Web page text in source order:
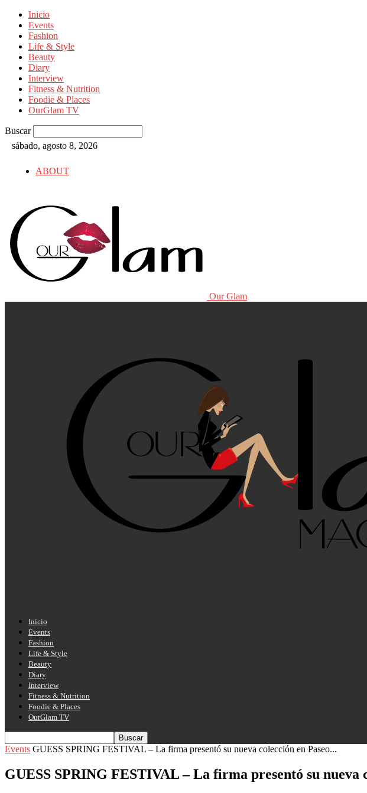
Inicio
Events
Fashion
Life & Style
Beauty
Diary
Interview
Fitness & Nutrition
Foodie & Places
OurGlam TV
Buscar
sábado, agosto 8, 2026
ABOUT
Our Glam
Inicio
Events
Fashion
Life & Style
Beauty
Diary
Interview
Fitness & Nutrition
Foodie & Places
OurGlam TV
Events GUESS SPRING FESTIVAL – La firma presentó su nueva colección en Paseo...
GUESS SPRING FESTIVAL – La firma presentó su nueva